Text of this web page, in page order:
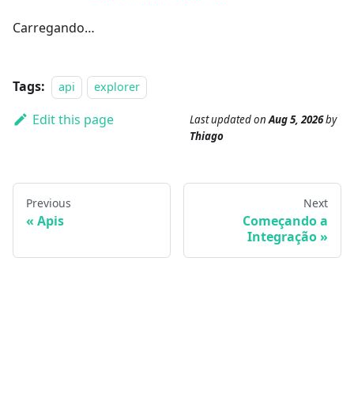
Carregando…
Tags: api explorer
Edit this page Last updatedonAug 5, 2026by
Thiago
Previous
Apis
Next
Começando a
Integração